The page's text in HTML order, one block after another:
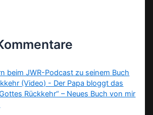
beim JWR-Podcast zu seinem Buch
(Video) - Der Papa bloggt das
Rückkehr“ – Neues Buch von mir